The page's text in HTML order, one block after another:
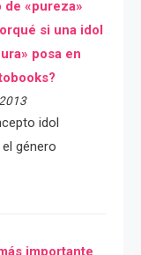
de «pureza»
si una idol
posa en
idol
género
importante